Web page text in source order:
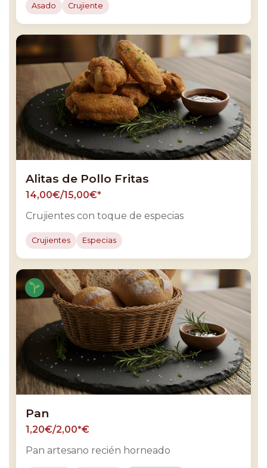
Asado Crujiente
Alitas de Pollo Fritas
14,00€/15,00€*
Crujientes con toque de especias
Crujientes Especias
Pan
1,20€/2,00*€
Pan artesano recién horneado